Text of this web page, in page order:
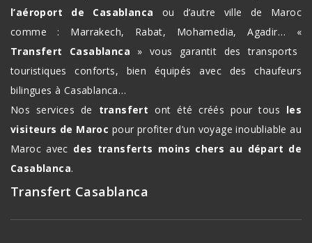
l’aéroport de Casablanca ou d’autre ville de Maroc
comme : Marrakech, Rabat, Mohamedia, Agadir… «
Transfert Casablanca » vous garantit des transports
touristiques conforts, bien équipés avec des chaufeurs
bilingues à Casablanca…
Nos services de transfert ont été créés pour tous les
visiteurs de Maroc pour profiter d’un voyage inoubliable au
Maroc avec des transferts moins chers au départ de
Casablanca.
Transfert Casablanca